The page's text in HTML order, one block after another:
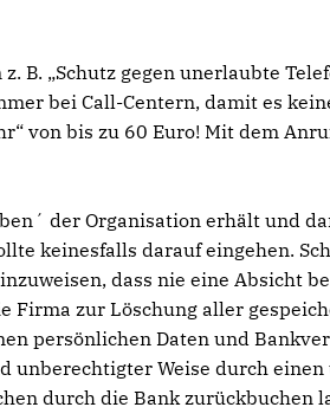
B. „Schutz gegen unerlaubte
bei Call-Centern, damit es
von bis zu 60 Euro! Mit dem
der Organisation erhält und
keinesfalls darauf eingehen.
dass nie eine Absicht
Firma zur Löschung aller
persönlichen Daten und
unberechtigter Weise durch
durch die Bank zurückbuchen